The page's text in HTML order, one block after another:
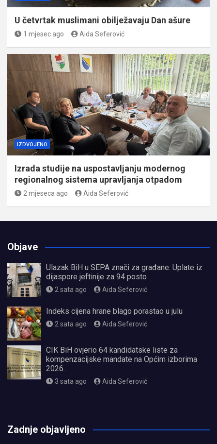
U četvrtak muslimani obilježavaju Dan ašure
1 mjesec ago Aida Seferović
IZDVOJENO
Izrada studije na uspostavljanju modernog
regionalnog sistema upravljanja otpadom
2 mjeseca ago Aida Seferović
Objave
Ulazak BiH u SEPA znači za građane: Uplate iz
dijaspore jeftinije za 94 posto
2 sata ago Aida Seferović
Indeks cijena hrane blago porastao u julu
2 sata ago Aida Seferović
CIK BiH ovjerio 64 kandidatske liste za
kompenzacijske mandate na Općim izborima
2026.
3 sata ago Aida Seferović
Zadnje objavljeno